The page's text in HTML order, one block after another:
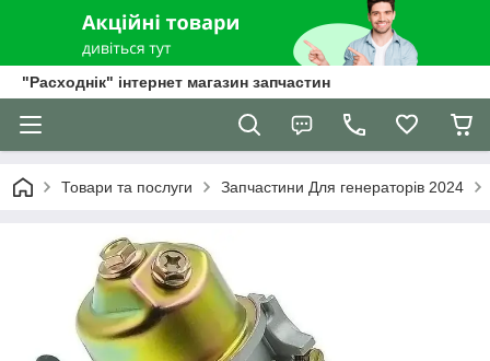
"Расходнік" інтернет магазин запчастин
Товари та послуги Запчастини Для генераторів 2024